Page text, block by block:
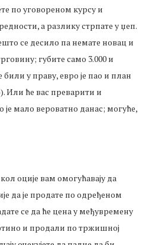
по уговореном курсу и
а разлику стрпате у џеп.
се десило па немате новац и
губите само 3.000 и
у праву, евро је пао и план
Или ће вас преварити и
је мало вероватно данас; могуће,
оције вам омогућавају да
да је продате по одређеном
се да ће цена у међувремену
и продали по тржишној